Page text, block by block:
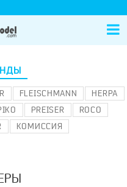
FLEISCHMANN
HERPA
PREISER
ROCO
КОМИССИЯ